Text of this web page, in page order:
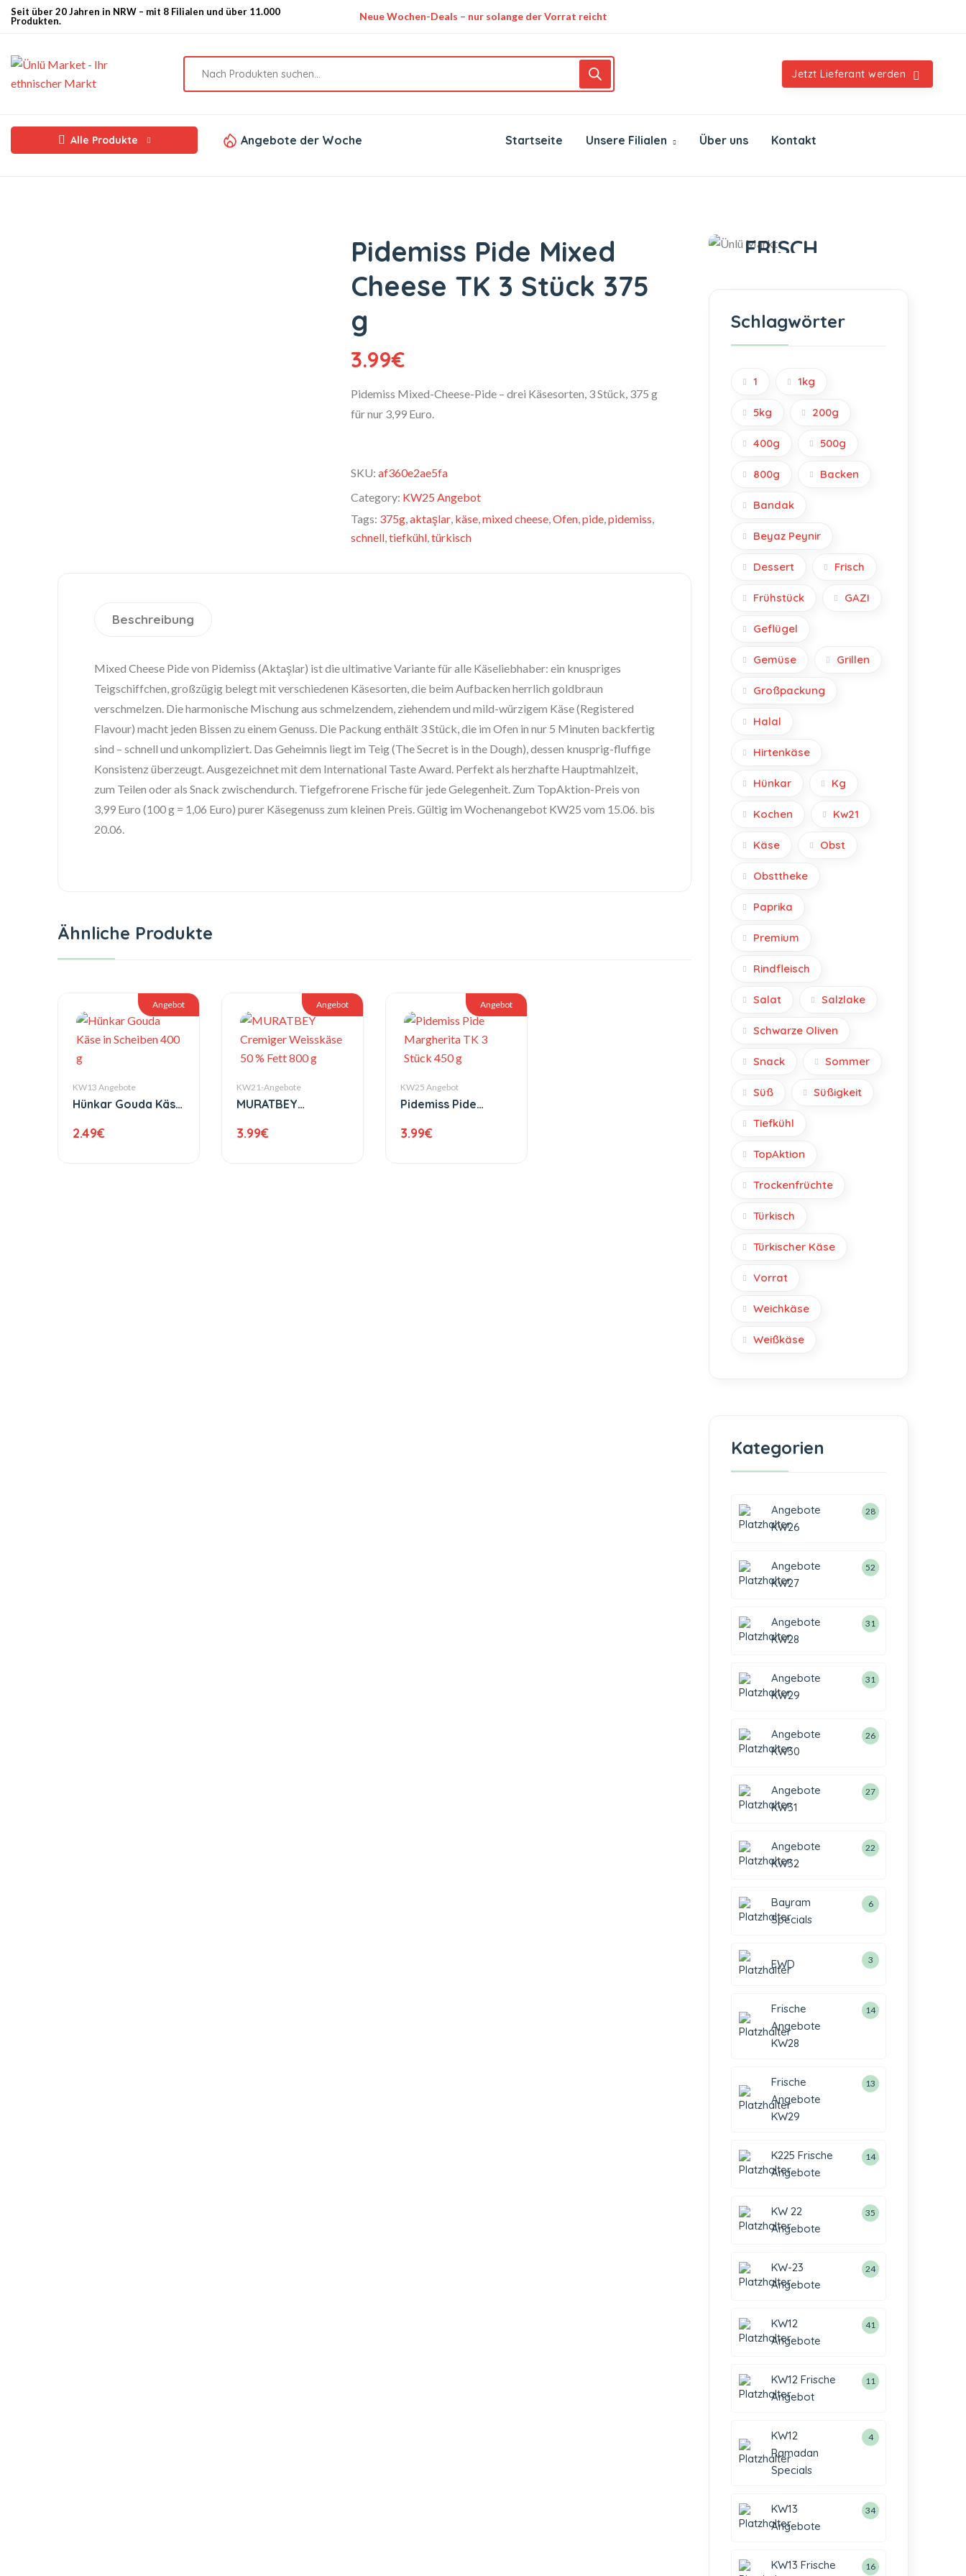
Seit über 20 Jahren in NRW – mit 8 Filialen und über 11.000
Produkten.
Neue Wochen-Deals – nur solange der Vorrat reicht
Jetzt Lieferant werden
Alle Produkte Angebote der Woche Startseite Unsere Filialen Über uns Kontakt
Pidemiss Pide Mixed
Cheese TK 3 Stück 375
g
3.99€
Pidemiss Mixed-Cheese-Pide – drei Käsesorten, 3 Stück, 375 g
für nur 3,99 Euro.
SKU: af360e2ae5fa
Category: KW25 Angebot
Tags: 375g,aktaşlar, käse,mixed cheese,Ofen,pide,pidemiss,
schnell,tiefkühl,türkisch
Beschreibung
Mixed Cheese Pide von Pidemiss (Aktaşlar) ist die ultimative Variante für alle Käseliebhaber: ein knuspriges
Teigschiffchen, großzügig belegt mit verschiedenen Käsesorten, die beim Aufbacken herrlich goldbraun
verschmelzen. Die harmonische Mischung aus schmelzendem, ziehendem und mild-würzigem Käse (Registered
Flavour) macht jeden Bissen zu einem Genuss. Die Packung enthält 3 Stück, die im Ofen in nur 5 Minuten backfertig
sind – schnell und unkompliziert. Das Geheimnis liegt im Teig (The Secret is in the Dough), dessen knusprig-fluffige
Konsistenz überzeugt. Ausgezeichnet mit dem International Taste Award. Perfekt als herzhafte Hauptmahlzeit,
zum Teilen oder als Snack zwischendurch. Tiefgefrorene Frische für jede Gelegenheit. Zum TopAktion-Preis von
3,99 Euro (100 g = 1,06 Euro) purer Käsegenuss zum kleinen Preis. Gültig im Wochenangebot KW25 vom 15.06. bis
20.06.
Ähnliche Produkte
Angebot
KW13 Angebote
Hünkar Gouda Käse
2.49€
Angebot
KW21-Angebote
MURATBEY
Weisskäse 50 %
3.99€
Angebot
KW25 Angebot
Pidemiss Pide
Stück 450 g
3.99€
FRISCH
Schlagwörter
1 1kg
5kg 200g
400g 500g
800g Backen
Bandak
Beyaz Peynir
Dessert Frisch
Frühstück GAZI
Geflügel
Gemüse Grillen
Großpackung
Halal
Hirtenkäse
Hünkar Kg
Kochen Kw21
Käse Obst
Obsttheke
Paprika
Premium
Rindfleisch
Salat Salzlake
Schwarze Oliven
Snack Sommer
Süß Süßigkeit
Tiefkühl
TopAktion
Trockenfrüchte
Türkisch
Türkischer Käse
Vorrat
Weichkäse
Weißkäse
Kategorien
Angebote
KW26
28
Angebote
KW27
52
Angebote
KW28
31
Angebote
KW29
31
Angebote
KW30
26
Angebote
KW31
27
Angebote
KW32
22
Bayram
Specials
6
EWD 3
Frische
Angebote
KW28
14
Frische
Angebote
KW29
13
K225 Frische
Angebote
14
KW 22
Angebote
35
KW-23
Angebote
24
KW12
Angebote
41
KW12 Frische
Angebot
11
KW12
Ramadan
Specials
4
KW13
Angebote
34
KW13 Frische
16